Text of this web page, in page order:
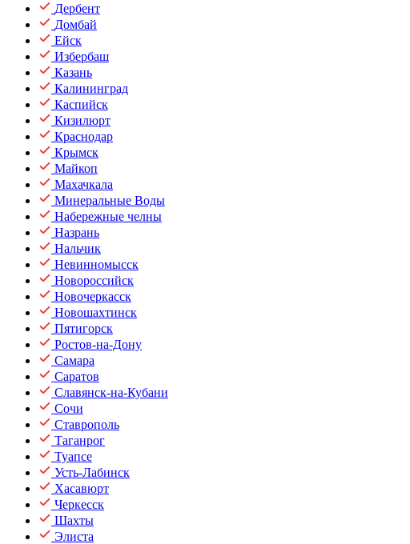
Дербент
Домбай
Ейск
Избербаш
Казань
Калининград
Каспийск
Кизилюрт
Краснодар
Крымск
Майкоп
Махачкала
Минеральные Воды
Набережные челны
Назрань
Нальчик
Невинномысск
Новороссийск
Новочеркасск
Новошахтинск
Пятигорск
Ростов-на-Дону
Самара
Саратов
Славянск-на-Кубани
Сочи
Ставрополь
Таганрог
Туапсе
Усть-Лабинск
Хасавюрт
Черкесск
Шахты
Элиста